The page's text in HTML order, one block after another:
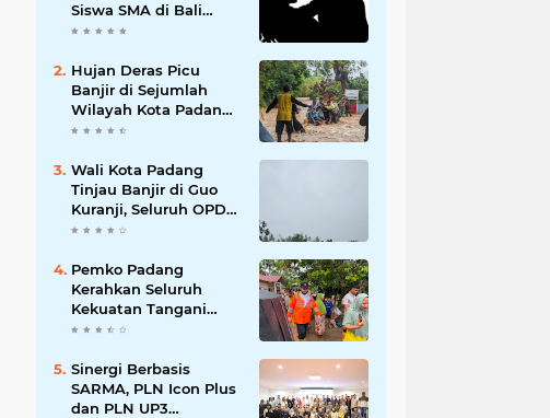
Siswa SMA di Bali
Viral, Hukuman dan
Mengikuti
Hujan Deras Picu
Banjir di Sejumlah
Wilayah Kota Padang,
Warga Dievakuasi dan
Banjir Susulan
Wali Kota Padang
Tinjau Banjir di Guo
Kuranji, Seluruh OPD
Disiagakan dan
Dipercepat
Pemko Padang
Kerahkan Seluruh
Kekuatan Tangani
Dampak Banjir, Fadly
Percepatan Proyek
Pengendalian
Bencana
Sinergi Berbasis
SARMA, PLN Icon Plus
dan PLN UP3